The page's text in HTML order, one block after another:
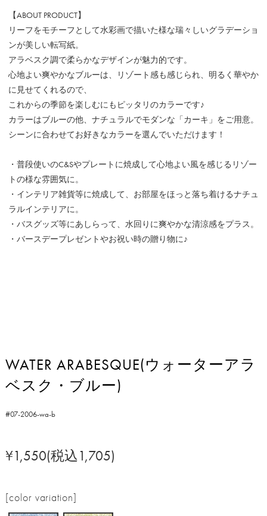
【ABOUT PRODUCT】
リーフをモチーフとして水彩画で描いた様な瑞々しいグラデーショ
ンが美しい転写紙。
アラベスク調で柔らかなデザインが魅力的です。
心地よい爽やかなブルーは、リゾート感も感じられ、明るく華やか
に見せてくれるので、
これからの季節を楽しむにもピッタリのカラーです♪
カラーはブルーの他、ナチュラルでモダンな「カーキ」をご用意。
シーンに合わせてお好きなカラーを選んでいただけます！
・普段使いのC&Sやプレートに焼成して心地よい風を感じるリゾー
トの様な雰囲気に。
・インテリア雑貨等に焼成して、お部屋をほっと落ち着けるナチュ
ラルインテリアに。
・バスグッズ等にあしらって、水回りに爽やかな清涼感をプラス。
・バースデープレゼントやお祝い時の贈り物に♪
WATER ARABESQUE(ウォーターアラ
ベスク・ブルー)
#07-2006-wa-b
¥1,550(税込1,705)
[color variation]